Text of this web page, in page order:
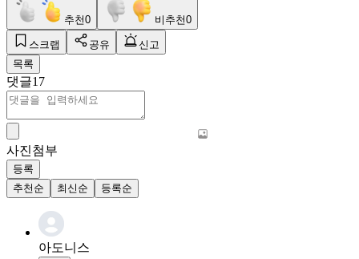
추천0 비추천0
스크랩 공유
신고
목록
댓글17
사진첨부
등록
추천순
최신순 등록순
아도니스